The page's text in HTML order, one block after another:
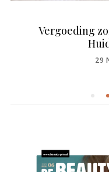
Vergoeding
29